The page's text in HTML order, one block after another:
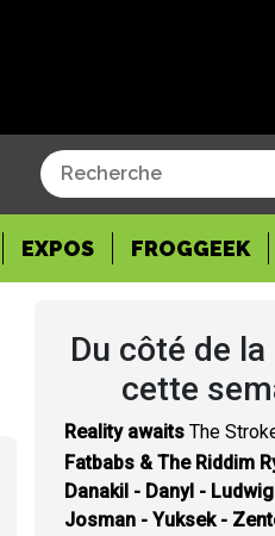
EXPOS FROGGEEK
Du côté de
cette
Reality awaits The
Fatbabs & The Riddim
Danakil - Danyl -
Josman - Yuksek -